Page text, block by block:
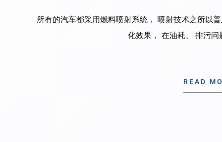
所有的汽车都采用燃料喷射系统， 喷射技术之所以
化效果， 在油耗、 排污
READ